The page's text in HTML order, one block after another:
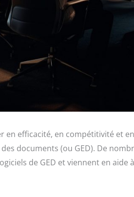
en efficacité, en compétitivité et
documents (ou GED). De
de GED et viennent en